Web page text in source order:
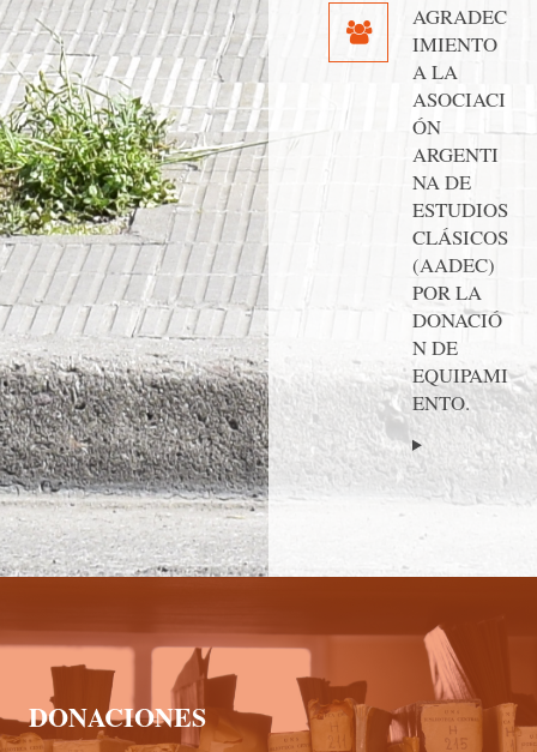
AGRADEC
IMIENTO
A LA
ASOCIACI
ÓN
ARGENTI
NA DE
ESTUDIOS
CLÁSICOS
(AADEC)
POR LA
DONACIÓ
N DE
EQUIPAMI
ENTO.
DONACIONES